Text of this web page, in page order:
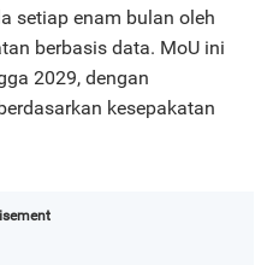
setiap enam bulan oleh
berbasis data. MoU ini
2029, dengan
kesepakatan